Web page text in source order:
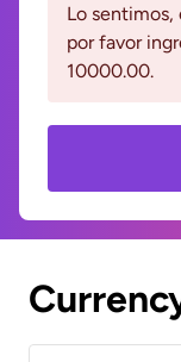
Lo
por favor
10000.00.